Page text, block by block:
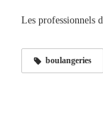
Les professionnels
boulangeries